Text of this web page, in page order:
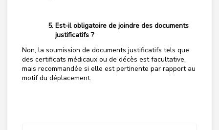
Est-il obligatoire de joindre des documents
justificatifs ?
Non, la soumission de documents justificatifs tels que
des certificats médicaux ou de décès est facultative,
mais recommandée si elle est pertinente par rapport au
motif du déplacement.